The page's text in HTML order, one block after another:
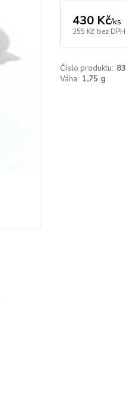
430 Kč/ks
355 Kč bez DPH
Číslo produktu:
Váha: 1,75 g